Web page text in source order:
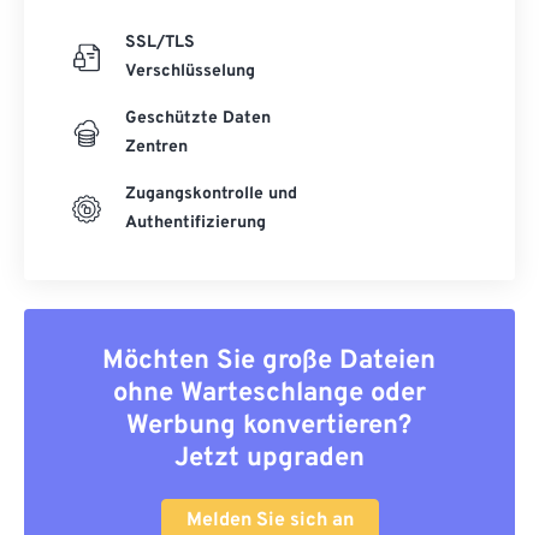
SSL/TLS
Verschlüsselung
Geschützte Daten
Zentren
Zugangskontrolle und
Authentifizierung
Möchten Sie große Dateien
ohne Warteschlange oder
Werbung konvertieren?
Jetzt upgraden
Melden Sie sich an